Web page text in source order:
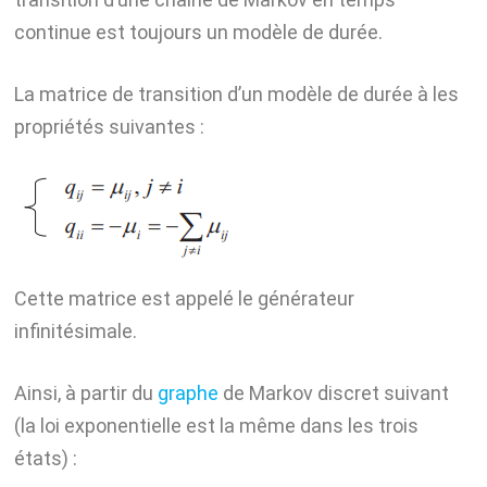
continue est toujours un modèle de durée.
La matrice de transition d’un modèle de durée à les
propriétés suivantes :
Cette matrice est appelé le générateur
infinitésimale.
Ainsi, à partir du graphe de Markov discret suivant
(la loi exponentielle est la même dans les trois
états) :